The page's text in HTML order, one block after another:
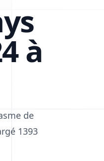
à
de
1393